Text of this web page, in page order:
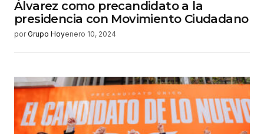
Álvarez como precandidato a la
presidencia con Movimiento Ciudadano
por Grupo Hoyenero 10, 2024